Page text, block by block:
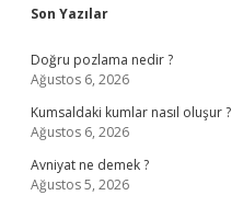
Sidebar
Son Yazılar
Doğru pozlama nedir ?
Ağustos 6, 2026
Kumsaldaki kumlar nasıl oluşur ?
Ağustos 6, 2026
Avniyat ne demek ?
Ağustos 5, 2026